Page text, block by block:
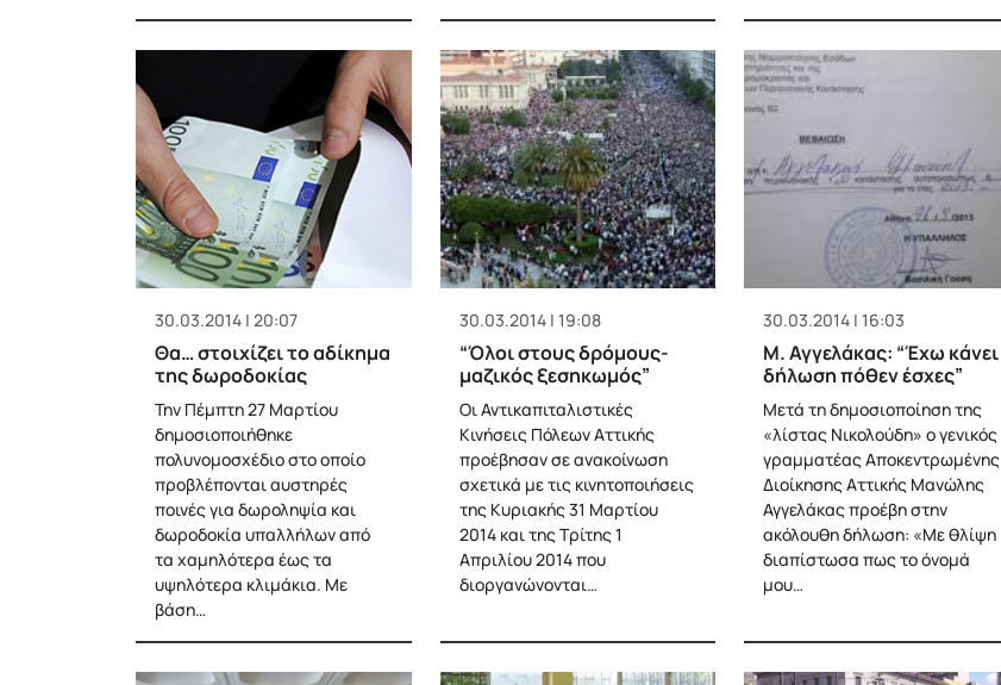
30.03.2014 | 20:07
Θα… στοιχίζει το αδίκημα
της δωροδοκίας
Την Πέμπτη 27 Μαρτίου
δημοσιοποιήθηκε
πολυνομοσχέδιο στο οποίο
προβλέπονται αυστηρές
ποινές για δωροληψία και
δωροδοκία υπαλλήλων από
τα χαμηλότερα έως τα
υψηλότερα κλιμάκια. Με
βάση…
30.03.2014 | 19:08
“Όλοι στους δρόμους-
μαζικός ξεσηκωμός”
Οι Αντικαπιταλιστικές
Κινήσεις Πόλεων Αττικής
προέβησαν σε ανακοίνωση
σχετικά με τις κινητοποιήσεις
της Κυριακής 31 Μαρτίου
2014 και της Τρίτης 1
Απριλίου 2014 που
διοργανώνονται…
30.03.2014 | 16:03
Μ. Αγγελάκας: “Έχω κάνει
δήλωση πόθεν έσχες”
Μετά τη δημοσιοποίηση της
«λίστας Νικολούδη» ο γενικός
γραμματέας Αποκεντρωμένης
Διοίκησης Αττικής Μανώλης
Αγγελάκας προέβη στην
ακόλουθη δήλωση: «Με θλίψη
διαπίστωσα πως το όνομά
μου…